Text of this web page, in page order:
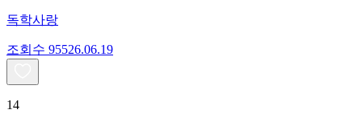
독학사랑
조회수 95526.06.19
14